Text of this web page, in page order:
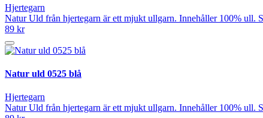
Hjertegarn
Natur Uld från hjertegarn är ett mjukt ullgarn. Innehåller 100% ull.
89 kr
Natur uld 0525 blå
Hjertegarn
Natur Uld från hjertegarn är ett mjukt ullgarn. Innehåller 100% ull.